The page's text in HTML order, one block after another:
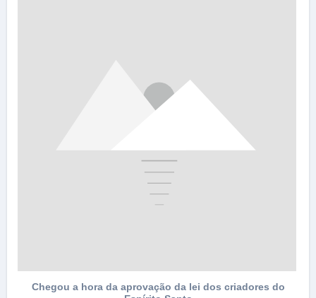
Chegou a hora da aprovação da lei dos criadores do